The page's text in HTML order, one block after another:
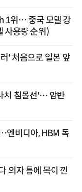
1위… 중국 모델 강
사용량 순위)
' 처음으로 일본 앞
치 침몰선'… 암반
엔비디아, HBM 독
의자 틈에 목이 낀